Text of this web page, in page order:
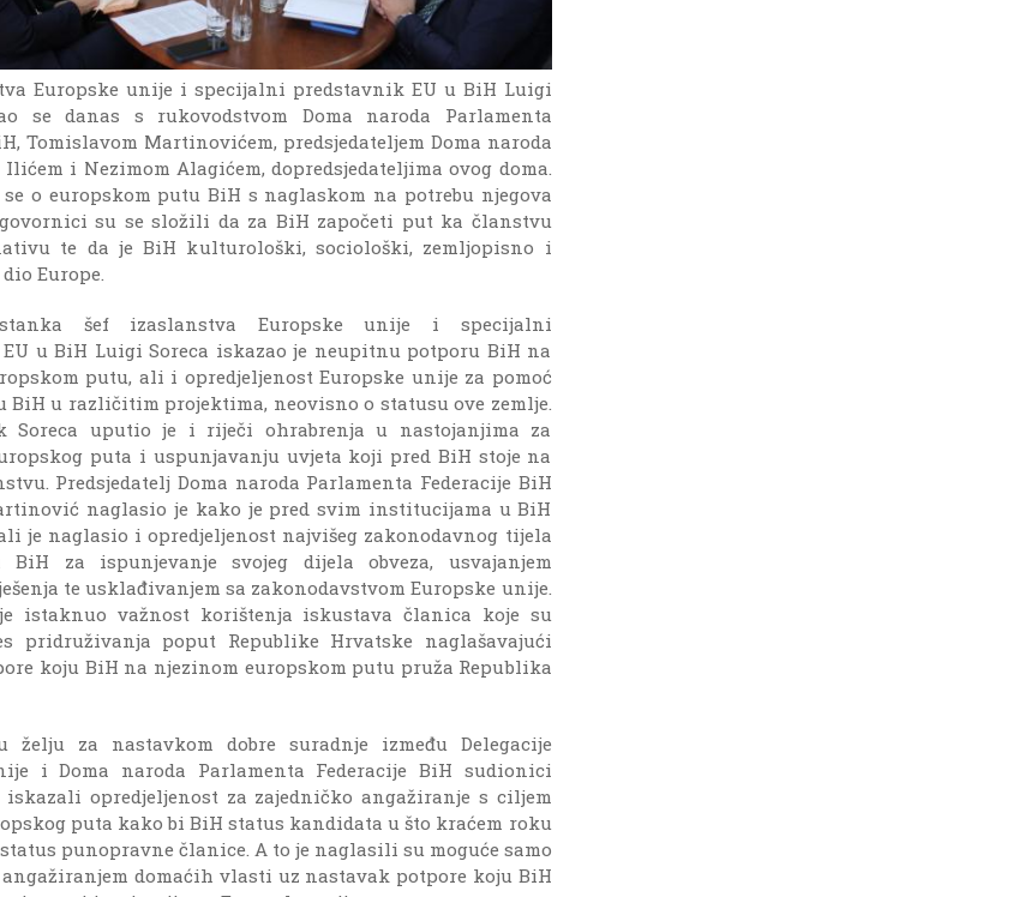
Europske unije i specijalni predstavnik EU u BiH Luigi
se danas s rukovodstvom Doma naroda Parlamenta
Tomislavom Martinovićem, predsjedateljem Doma naroda
Ilićem i Nezimom Alagićem, dopredsjedateljima ovog doma.
se o europskom putu BiH s naglaskom na potrebu njegova
su se složili da za BiH započeti put ka članstvu
te da je BiH kulturološki, sociološki, zemljopisno i
Europe.
šef izaslanstva Europske unije i specijalni
u BiH Luigi Soreca iskazao je neupitnu potporu BiH na
putu, ali i opredjeljenost Europske unije za pomoć
BiH u različitim projektima, neovisno o statusu ove zemlje.
Soreca uputio je i riječi ohrabrenja u nastojanjima za
puta i uspunjavanju uvjeta koji pred BiH stoje na
Predsjedatelj Doma naroda Parlamenta Federacije BiH
naglasio je kako je pred svim institucijama u BiH
je naglasio i opredjeljenost najvišeg zakonodavnog tijela
BiH za ispunjevanje svojeg dijela obveza, usvajanjem
te usklađivanjem sa zakonodavstvom Europske unije.
istaknuo važnost korištenja iskustava članica koje su
pridruživanja poput Republike Hrvatske naglašavajući
koju BiH na njezinom europskom putu pruža Republika
želju za nastavkom dobre suradnje između Delegacije
i Doma naroda Parlamenta Federacije BiH sudionici
iskazali opredjeljenost za zajedničko angažiranje s ciljem
puta kako bi BiH status kandidata u što kraćem roku
punopravne članice. A to je naglasili su moguće samo
domaćih vlasti uz nastavak potpore koju BiH